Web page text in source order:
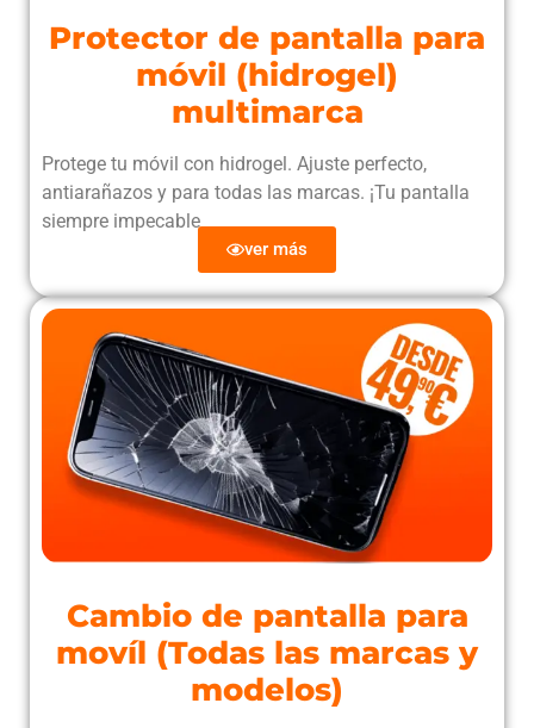
Protector de pantalla para
móvil (hidrogel)
multimarca
Protege tu móvil con hidrogel. Ajuste perfecto,
antiarañazos y para todas las marcas. ¡Tu pantalla
siempre impecable
ver más
Cambio de pantalla para
movíl (Todas las marcas y
modelos)